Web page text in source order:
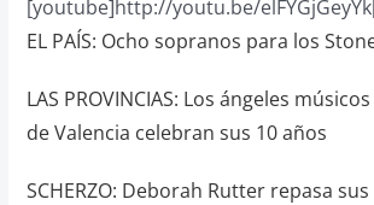
[youtube]http://youtu.be/
EL PAÍS: Ocho sopranos para los
LAS PROVINCIAS: Los ángeles
de Valencia celebran sus 10 años
SCHERZO: Deborah Rutter repasa